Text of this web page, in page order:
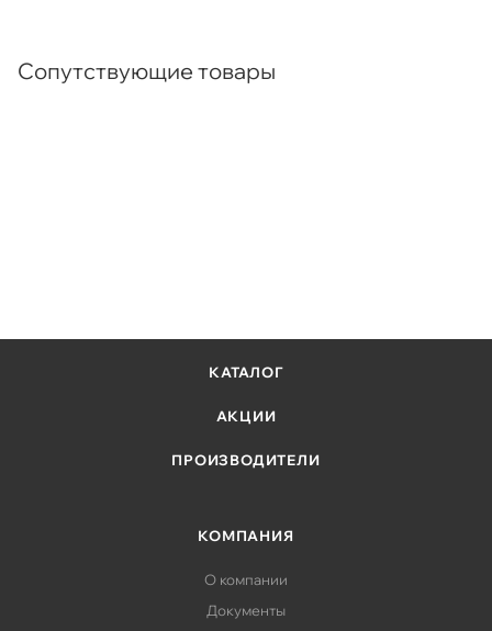
Сопутствующие товары
КАТАЛОГ
АКЦИИ
ПРОИЗВОДИТЕЛИ
КОМПАНИЯ
О компании
Документы